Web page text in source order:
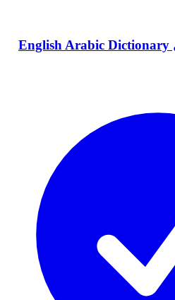
الدخول إلى صفحة تحميل English Arabic Dictionary